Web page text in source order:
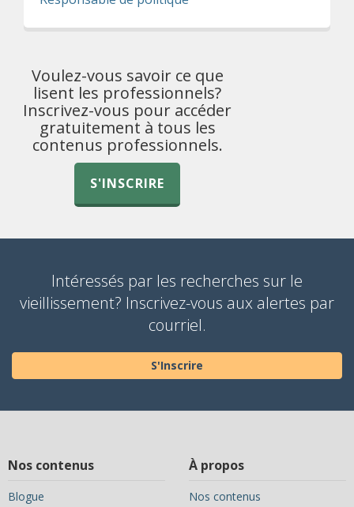
Voulez-vous savoir ce que
lisent les professionnels?
Inscrivez-vous pour accéder
gratuitement à tous les
contenus professionnels.
S'INSCRIRE
Intéressés par les recherches sur le
vieillissement? Inscrivez-vous aux alertes par
courriel.
S'Inscrire
Nos contenus
Blogue
À propos
Nos contenus